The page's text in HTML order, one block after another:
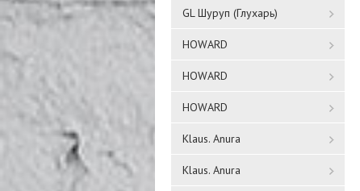
GL Шуруп (Глухарь)
HOWARD
HOWARD
HOWARD
Klaus. Anura
Klaus. Anura